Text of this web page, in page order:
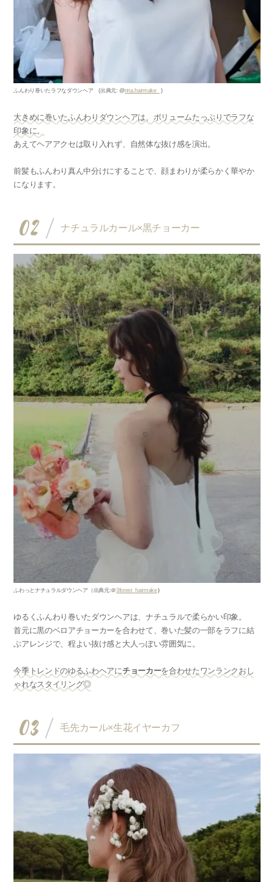
ふんわり巻いたラフなダウンヘア (出典元: @rina.hairmake_ )
大きめに巻いたふんわりダウンヘアは、ボリュームたっぷりでラフな
印象に。
あえてヘアアクセは取り入れず、自然体な抜け感を演出。
前髪もふんわり真ん中分けにすることで、顔まわりが柔らかく華やか
になります。
02 ナチュラルカール×黒チョーカー
ふわっとナチュラルダウンヘア （出典元:＠3forest_hairmake）
ゆるくふんわり巻いたダウンヘアは、ナチュラルで柔らかい印象。
首元に黒のベロアチョーカーを合わせて、巻いた髪の一部をラフに結
ぶアレンジで、程よい抜け感と大人っぽい雰囲気に。
今季トレンドのゆるふわヘアにチョーカーを合わせたワンランクおし
ゃれなスタイリング◎
03 毛先カール×生花イヤーカフ